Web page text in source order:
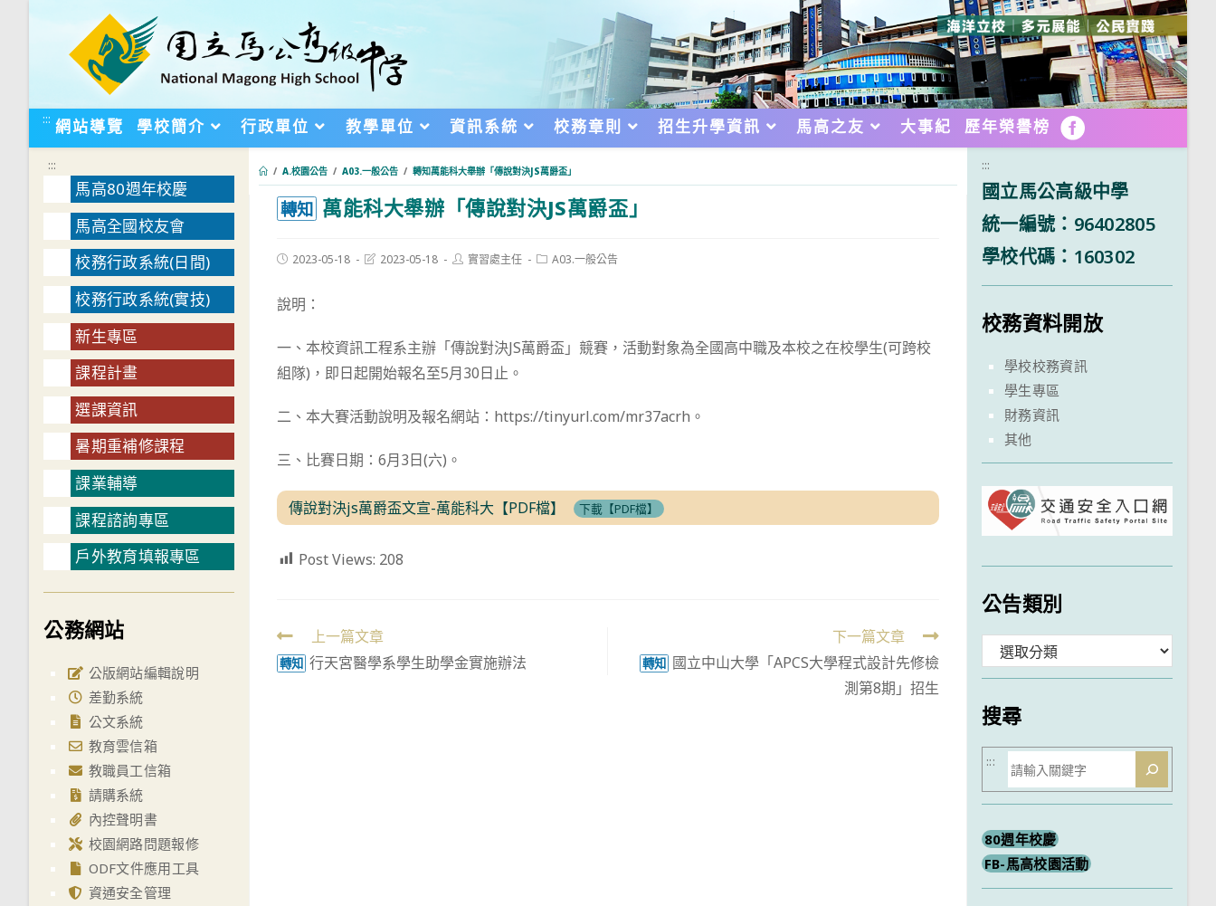
::: 網站導覽 學校簡介 行政單位 教學單位 資訊系統 校務章則 招生升學資訊 馬高之友 大事紀 歷年榮譽榜 FB
/ A.校園公告 / A03.一般公告 / 轉知萬能科大舉辦「傳說對決JS萬爵盃」
轉知 萬能科大舉辦「傳說對決JS萬爵盃」
Post2023-05-18
Post2023-05-18
Post實習處主任
PostA03.一般公告
說明：
一、本校資訊工程系主辦「傳說對決JS萬爵盃」競賽，活動對象為全國高中職及本校之在校學生(可跨校
組隊)，即日起開始報名至5月30日止。
二、本大賽活動說明及報名網站：https://tinyurl.com/mr37acrh。
三、比賽日期：6月3日(六)。
傳說對決js萬爵盃文宣-萬能科大【PDF檔】 下載【PDF檔】
Post Views: 208
Read
more
上一篇文章
轉知 行天宮醫學系學生助學金實施辦法
下一篇文章
轉知 國立中山大學「APCS大學程式設計先修檢
測第8期」招生
:::
馬高80週年校慶
馬高全國校友會
校務行政系統(日間)
校務行政系統(實技)
新生專區
課程計畫
選課資訊
暑期重補修課程
課業輔導
課程諮詢專區
戶外教育填報專區
公務網站
公版網站編輯說明
差勤系統
公文系統
教育雲信箱
教職員工信箱
請購系統
內控聲明書
校園網路問題報修
ODF文件應用工具
資通安全管理
:::
國立馬公高級中學
統一編號：96402805
學校代碼：160302
校務資料開放
學校校務資訊
學生專區
財務資訊
其他
公告類別
類
搜尋
搜
尋
:::
80週年校慶
FB-馬高校園活動